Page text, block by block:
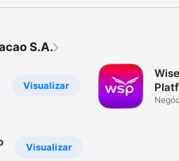
S.A.
Visualizar
Visualizar